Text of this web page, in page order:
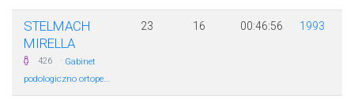
STELMACH
MIRELLA
426 · Gabinet
podologiczno ortope...
23 16 00:46:56 1993